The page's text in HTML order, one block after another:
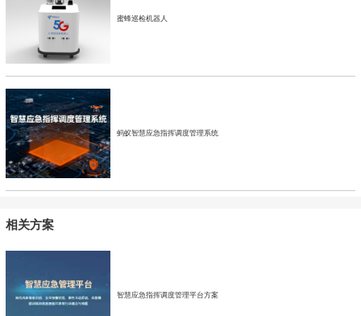
蜜蜂巡检机器人
蚂蚁智慧应急指挥调度管理系统
相关方案
智慧应急指挥调度管理平台方案